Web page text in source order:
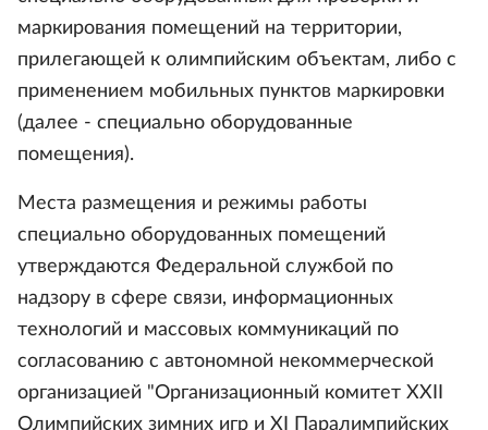
маркирования помещений на территории,
прилегающей к олимпийским объектам, либо с
применением мобильных пунктов маркировки
(далее - специально оборудованные
помещения).
Места размещения и режимы работы
специально оборудованных помещений
утверждаются Федеральной службой по
надзору в сфере связи, информационных
технологий и массовых коммуникаций по
согласованию с автономной некоммерческой
организацией "Организационный комитет XXII
Олимпийских зимних игр и XI Паралимпийских